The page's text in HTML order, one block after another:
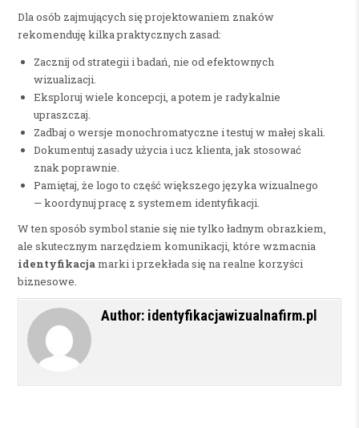
Dla osób zajmujących się projektowaniem znaków
rekomenduję kilka praktycznych zasad:
Zacznij od strategii i badań, nie od efektownych
wizualizacji.
Eksploruj wiele koncepcji, a potem je radykalnie
upraszczaj.
Zadbaj o wersje monochromatyczne i testuj w małej skali.
Dokumentuj zasady użycia i ucz klienta, jak stosować
znak poprawnie.
Pamiętaj, że logo to część większego języka wizualnego
— koordynuj pracę z systemem identyfikacji.
W ten sposób symbol stanie się nie tylko ładnym obrazkiem,
ale skutecznym narzędziem komunikacji, które wzmacnia
identyfikacjamarki i przekłada się na realne korzyści
biznesowe.
Author: identyfikacjawizualnafirm.pl